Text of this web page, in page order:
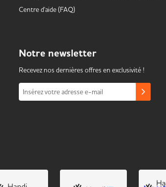
Centre d'aide (FAQ)
Notre newsletter
Recevez nos dernières offres en exclusivité !
Insérez votre adresse e-mail